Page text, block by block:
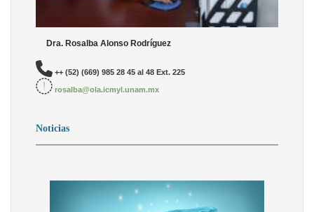
Dra. Rosalba Alonso Rodríguez
++ (52) (669) 985 28 45 al 48 Ext. 225
rosalba@ola.icmyl.unam.mx
Noticias